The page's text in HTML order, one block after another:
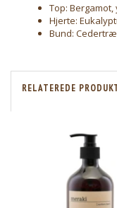
Top: Bergamot,
Hjerte:
Bund:
RELATEREDE